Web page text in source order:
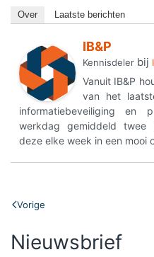
Over Laatste berichten
IB&P
Kennisdeler bij
Vanuit IB&P
van het
informatiebeveiliging en
werkdag gemiddeld twee
deze elke week in een mooi
Vorige
Nieuwsbrief